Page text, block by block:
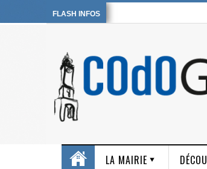
FLASH INFOS
LA MAIRIE